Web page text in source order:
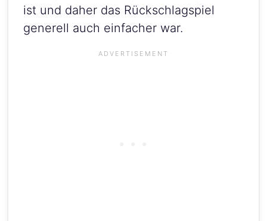
ist und daher das Rückschlagspiel
generell auch einfacher war.